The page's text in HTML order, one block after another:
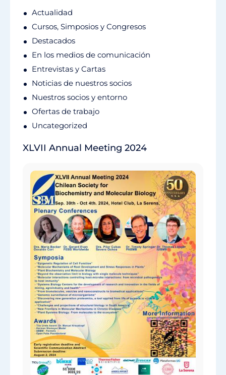
Actualidad
Cursos, Simposios y Congresos
Destacados
En los medios de comunicación
Entrevistas y Cartas
Noticias de nuestros socios
Nuestros socios y entorno
Ofertas de trabajo
Uncategorized
XLVII Annual Meeting 2024